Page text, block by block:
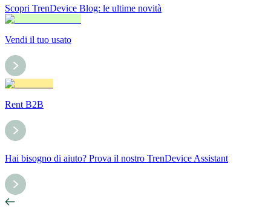
Scopri TrenDevice Blog: le ultime novità
Vendi il tuo usato
Rent B2B
Hai bisogno di aiuto? Prova il nostro TrenDevice Assistant